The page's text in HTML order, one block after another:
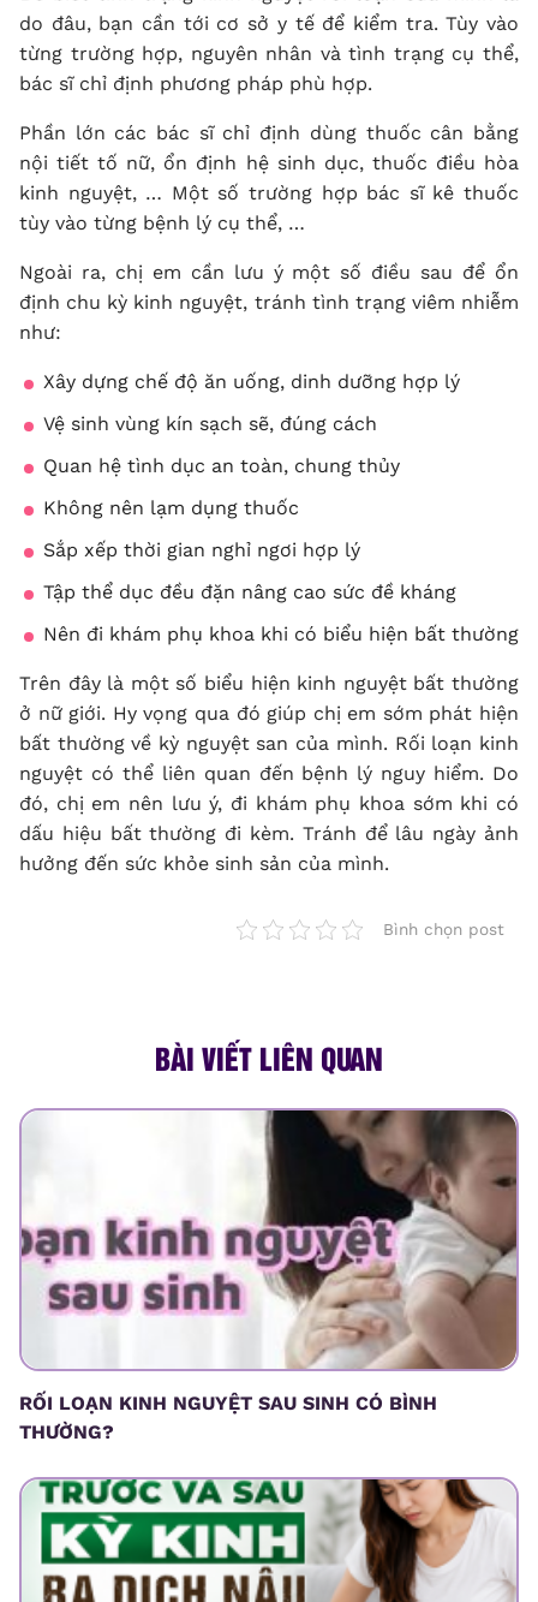
do đâu, bạn cần tới cơ sở y tế để kiểm tra. Tùy vào
từng trường hợp, nguyên nhân và tình trạng cụ thể,
bác sĩ chỉ định phương pháp phù hợp.
Phần lớn các bác sĩ chỉ định dùng thuốc cân bằng
nội tiết tố nữ, ổn định hệ sinh dục, thuốc điều hòa
kinh nguyệt, … Một số trường hợp bác sĩ kê thuốc
tùy vào từng bệnh lý cụ thể, …
Ngoài ra, chị em cần lưu ý một số điều sau để ổn
định chu kỳ kinh nguyệt, tránh tình trạng viêm nhiễm
như:
Xây dựng chế độ ăn uống, dinh dưỡng hợp lý
Vệ sinh vùng kín sạch sẽ, đúng cách
Quan hệ tình dục an toàn, chung thủy
Không nên lạm dụng thuốc
Sắp xếp thời gian nghỉ ngơi hợp lý
Tập thể dục đều đặn nâng cao sức đề kháng
Nên đi khám phụ khoa khi có biểu hiện bất thường
Trên đây là một số biểu hiện kinh nguyệt bất thường
ở nữ giới. Hy vọng qua đó giúp chị em sớm phát hiện
bất thường về kỳ nguyệt san của mình. Rối loạn kinh
nguyệt có thể liên quan đến bệnh lý nguy hiểm. Do
đó, chị em nên lưu ý, đi khám phụ khoa sớm khi có
dấu hiệu bất thường đi kèm. Tránh để lâu ngày ảnh
hưởng đến sức khỏe sinh sản của mình.
Bình chọn post
BÀI VIẾT LIÊN QUAN
RỐI LOẠN KINH NGUYỆT SAU SINH CÓ BÌNH
THƯỜNG?